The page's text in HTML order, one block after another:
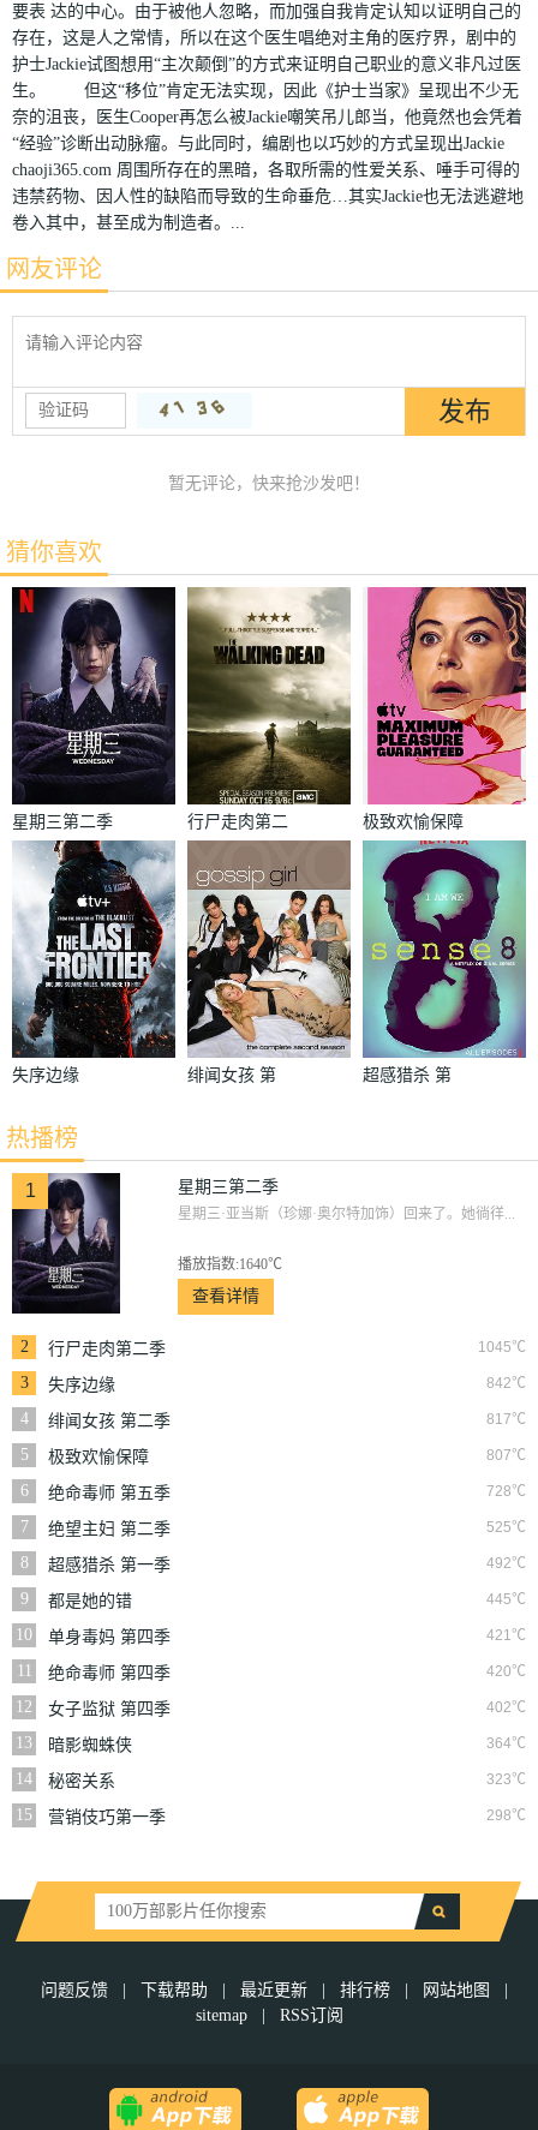
要表 达的中心。由于被他人忽略，而加强自我肯定认知以证明自己的
存在，这是人之常情，所以在这个医生唱绝对主角的医疗界，剧中的
护士Jackie试图想用“主次颠倒”的方式来证明自己职业的意义非凡过医
生。 但这“移位”肯定无法实现，因此《护士当家》呈现出不少无
奈的沮丧，医生Cooper再怎么被Jackie嘲笑吊儿郎当，他竟然也会凭着
“经验”诊断出动脉瘤。与此同时，编剧也以巧妙的方式呈现出Jackie
chaoji365.com 周围所存在的黑暗，各取所需的性爱关系、唾手可得的
违禁药物、因人性的缺陷而导致的生命垂危…其实Jackie也无法逃避地
卷入其中，甚至成为制造者。...
网友评论
暂无评论，快来抢沙发吧！
猜你喜欢
星期三第二季
行尸走肉第二
极致欢愉保障
失序边缘
绯闻女孩 第
超感猎杀 第
热播榜
1 星期三第二季
星期三·亚当斯（珍娜·奥尔特加饰）回来了。她徜徉...
播放指数:1640℃
查看详情
2 1045℃
行尸走肉第二季
3
842℃
失序边缘
4
817℃
绯闻女孩 第二季
5
807℃
极致欢愉保障
6
728℃
绝命毒师 第五季
7
525℃
绝望主妇 第二季
8
492℃
超感猎杀 第一季
9
445℃
都是她的错
10
421℃
单身毒妈 第四季
11
420℃
绝命毒师 第四季
12
402℃
女子监狱 第四季
13
364℃
暗影蜘蛛侠
14
323℃
秘密关系
15
298℃
营销伎巧第一季
问题反馈 下载帮助 最近更新 排行榜 网站地图
sitemap
RSS订阅